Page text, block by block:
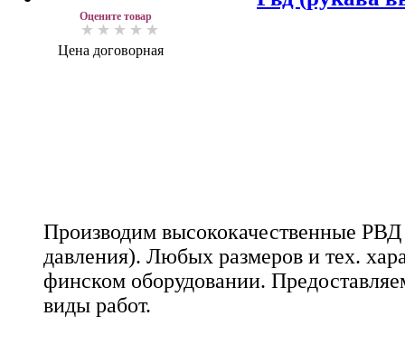
Оцените товар
Цена договорная
Производим высококачественные РВД
давления). Любых размеров и тех.
финском оборудовании.
виды работ.